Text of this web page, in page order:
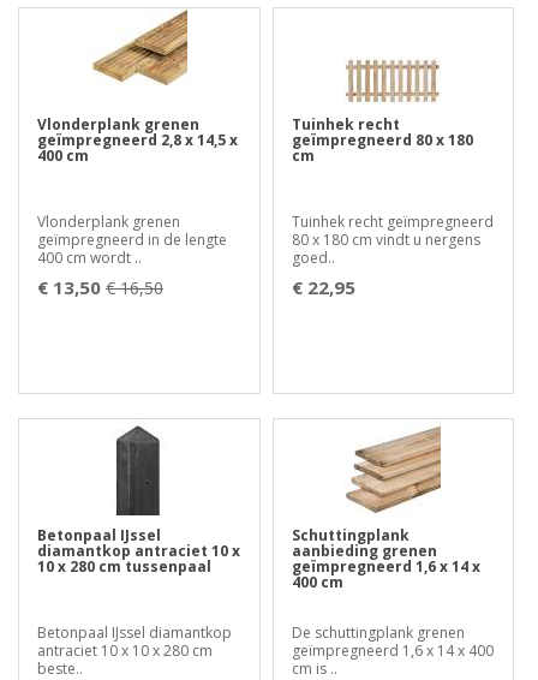
Vlonderplank grenen
geïmpregneerd 2,8 x 14,5 x
400 cm
Vlonderplank grenen
geïmpregneerd in de lengte
400 cm wordt ..
€ 13,50 € 16,50
Tuinhek recht
geïmpregneerd 80 x 180
cm
Tuinhek recht geïmpregneerd
80 x 180 cm vindt u nergens
goed..
€ 22,95
Betonpaal IJssel
diamantkop antraciet 10 x
10 x 280 cm tussenpaal
Betonpaal IJssel diamantkop
antraciet 10 x 10 x 280 cm
beste..
Schuttingplank
aanbieding grenen
geïmpregneerd 1,6 x 14 x
400 cm
De schuttingplank grenen
geïmpregneerd 1,6 x 14 x 400
cm is ..